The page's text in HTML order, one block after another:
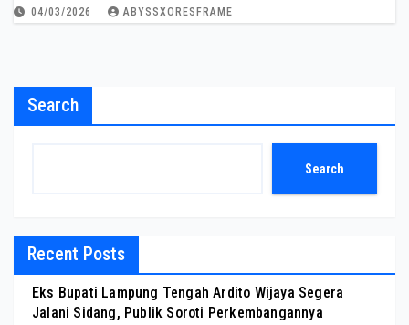
04/03/2026 ABYSSXORESFRAME
Search
Search
Recent Posts
Eks Bupati Lampung Tengah Ardito Wijaya Segera
Jalani Sidang, Publik Soroti Perkembangannya